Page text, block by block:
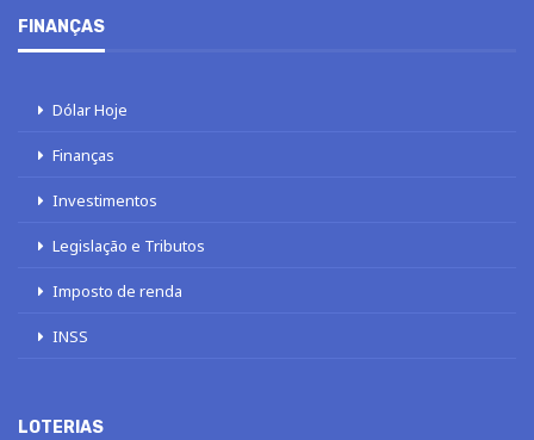
FINANÇAS
Dólar Hoje
Finanças
Investimentos
Legislação e Tributos
Imposto de renda
INSS
LOTERIAS